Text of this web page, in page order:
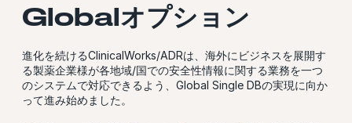
Globalオプション
進化を続けるClinicalWorks/ADRは、海外にビジネスを展開す
る製薬企業様が各地域/国での安全性情報に関する業務を一つ
のシステムで対応できるよう、Global Single DBの実現に向か
って進み始めました。